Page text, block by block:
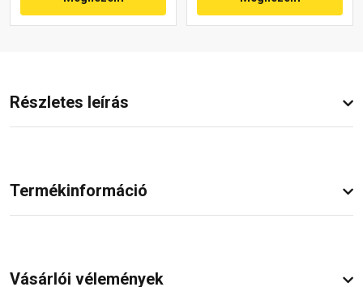
Részletes leírás
Termékinformáció
Vásárlói vélemények